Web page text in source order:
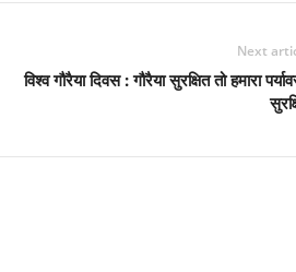
Next
विश्व गौरैया दिवस : गौरैया सुरक्षित तो हमारा